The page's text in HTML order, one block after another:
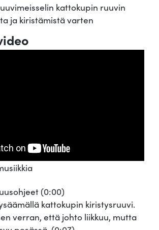
kattokupin ruuvin
ja kiristämistä varten
(0:00)
kattokupin kiristysruuvi.
verran, että johto liikkuu, mutta